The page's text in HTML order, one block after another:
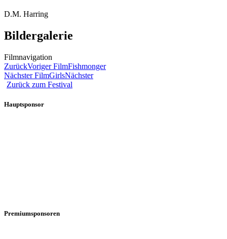
D.M. Harring
Bildergalerie
Filmnavigation
ZurückVoriger FilmFishmonger
Nächster FilmGirlsNächster
Zurück zum Festival
Hauptsponsor
Premiumsponsoren